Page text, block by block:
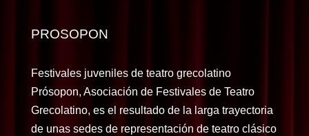
PROSOPON
Festivales juveniles de teatro grecolatino
Prósopon, Asociación de Festivales de Teatro
Grecolatino, es el resultado de la larga trayectoria
de unas sedes de representación de teatro clásico